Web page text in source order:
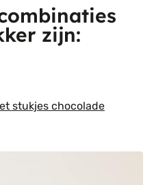
zijn:
stukjes chocolade